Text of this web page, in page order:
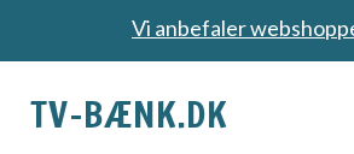
Vi anbefaler
TV-BÆNK.DK